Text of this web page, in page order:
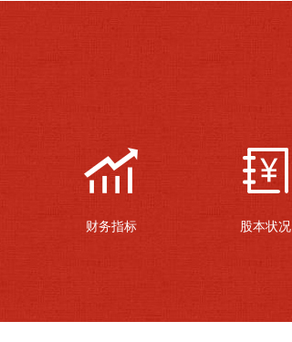
财务指标 股本状况